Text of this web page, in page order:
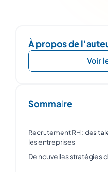
À propos de
Voir
Sommaire
Recrutement RH : des
les entreprises
De nouvelles stratégies